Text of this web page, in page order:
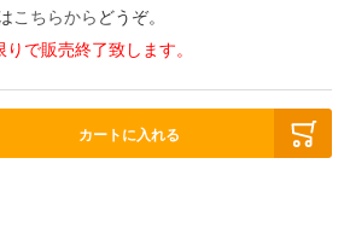
こちらから どうぞ。
で販売終了致します。
カートに入れる